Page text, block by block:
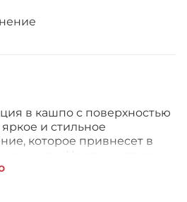
в кашпо с поверхностью
и стильное
которое привнесет в
свежести. Цветы желтого
и солнечного луча в